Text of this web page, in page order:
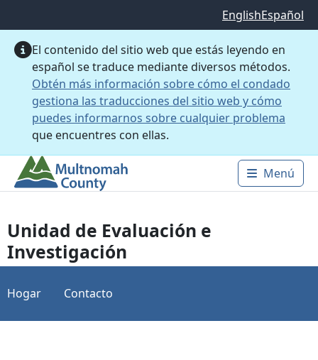
EnglishEspañol
El contenido del sitio web que estás leyendo en
español se traduce mediante diversos métodos.
Obtén más información sobre cómo el condado
gestiona las traducciones del sitio web y cómo
puedes informarnos sobre cualquier problema
que encuentres con ellas.
Main
Menú
Unidad de Evaluación e
Investigación
Hogar Contacto